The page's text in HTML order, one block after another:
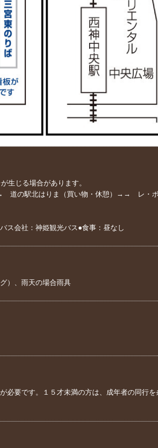
じる場合があります。
の駅北はりま（買い物・休憩）→→ レ・
ス会社：神姫観光バス●食事：昼なし
）、雨天の場合雨具
必要です。１５才未満の方は、成年者の同行